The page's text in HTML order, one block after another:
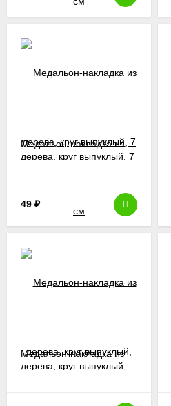
Медальон-накладка из
дерева, круг выпуклый, 7
49 ₽
Медальон-накладка из
дерева, круг выпуклый,